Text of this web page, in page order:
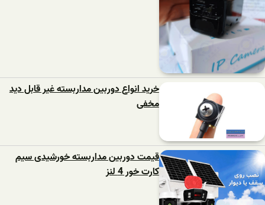
خرید انواع دوربین مداربسته غیر قابل دید
مخفی
قیمت دوربین مداربسته خورشیدی سیم
کارت خور 4 لنز